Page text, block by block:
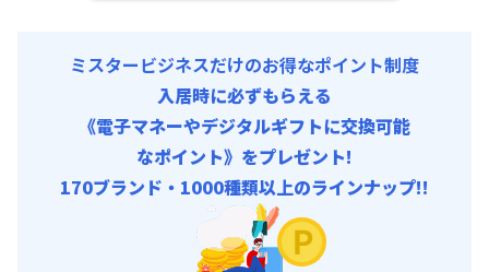
ミスタービジネスだけのお得なポイント制度
入居時に必ずもらえる
《電子マネーやデジタルギフトに交換可能
なポイント》をプレゼント!
170ブランド・1000種類以上のラインナップ!!